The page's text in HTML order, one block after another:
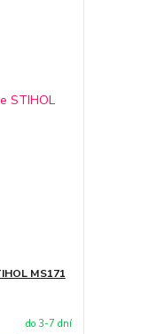
MS171
do 3-7 dní